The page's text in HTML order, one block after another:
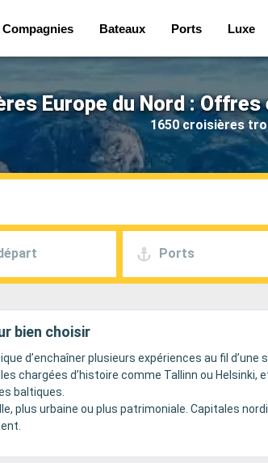
Compagnies Bateaux Ports Luxe
Europe du Nord :
1650 croisières
Ports
bien choisir
d’enchaîner plusieurs expériences au fil
chargées d’histoire comme Tallinn ou Helsinki,
baltiques.
plus urbaine ou plus patrimoniale. Capitales